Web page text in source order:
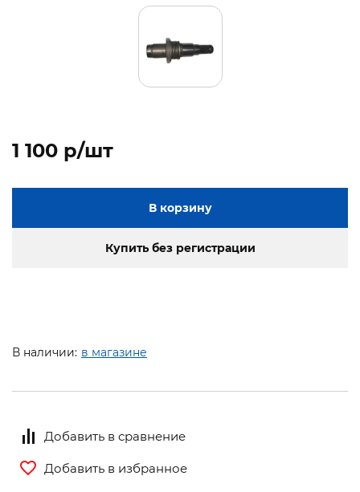
1 100 p/шт
В корзину
Купить без регистрации
В наличии: в магазине
Добавить в сравнение
Добавить в избранное